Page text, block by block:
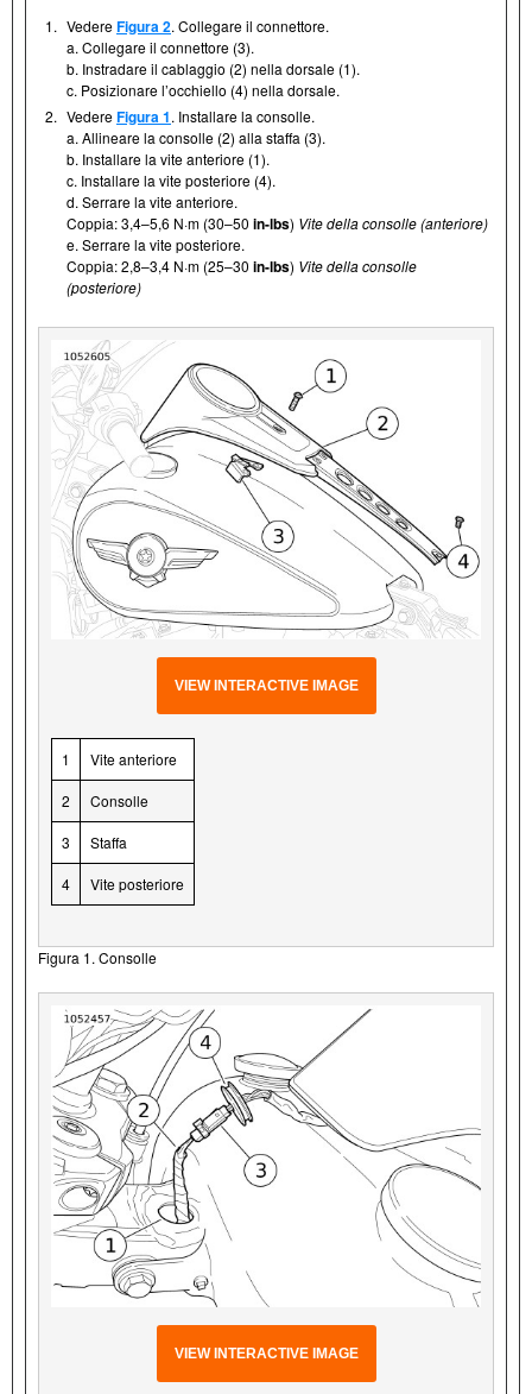
1. VedereFigura 2. Collegare il connettore.
a. Collegare il connettore (3).
b. Instradare il cablaggio (2) nella dorsale (1).
c. Posizionare l’occhiello (4) nella dorsale.
2. VedereFigura 1. Installare la consolle.
a. Allineare la consolle (2) alla staffa (3).
b. Installare la vite anteriore (1).
c. Installare la vite posteriore (4).
d. Serrare la vite anteriore.
Coppia: 3,4–5,6 N·m (30–50 in-lbs) Vite della consolle (anteriore)
e. Serrare la vite posteriore.
Coppia: 2,8–3,4 N·m (25–30 in-lbs) Vite della consolle
(posteriore)
VIEW INTERACTIVE IMAGE
1 Vite anteriore
2 Consolle
3 Staffa
4 Vite posteriore
Figura 1. Consolle
VIEW INTERACTIVE IMAGE